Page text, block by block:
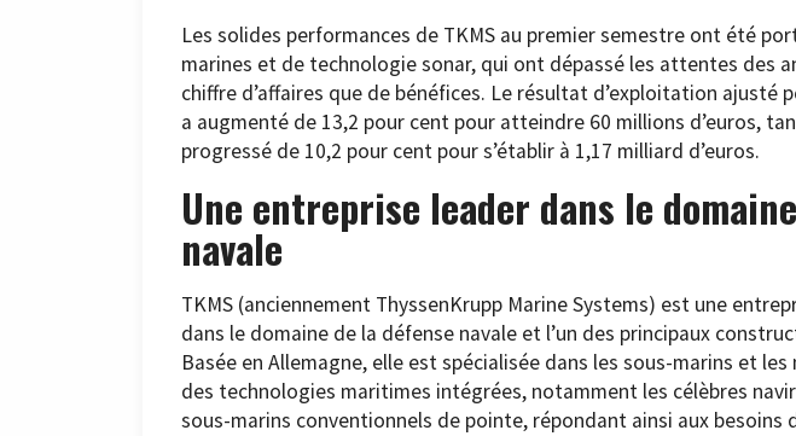
Les solides performances de TKMS au premier semestre ont été
marines et de technologie sonar, qui ont dépassé les attentes des
chiffre d’affaires que de bénéfices. Le résultat d’exploitation ajusté
a augmenté de 13,2 pour cent pour atteindre 60 millions d’euros,
progressé de 10,2 pour cent pour s’établir à 1,17 milliard d’euros.
Une entreprise leader dans le
navale
TKMS (anciennement ThyssenKrupp Marine Systems) est une
dans le domaine de la défense navale et l’un des principaux
Basée en Allemagne, elle est spécialisée dans les sous-marins et
des technologies maritimes intégrées, notamment les célèbres
sous-marins conventionnels de pointe, répondant ainsi aux besoins